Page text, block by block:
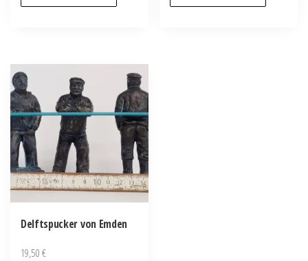
Delftspucker von Emden
19,50€